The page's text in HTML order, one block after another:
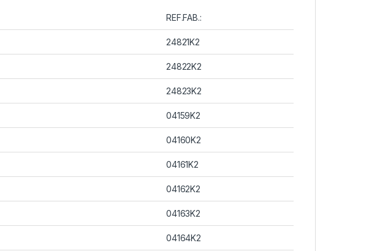
REF.FAB.:
24821K2
24822K2
24823K2
04159K2
04160K2
04161K2
04162K2
04163K2
04164K2